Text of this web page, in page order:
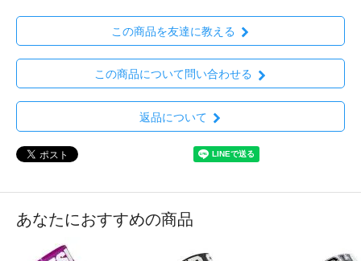
この商品を友達に教える
この商品について問い合わせる
返品について
あなたにおすすめの商品